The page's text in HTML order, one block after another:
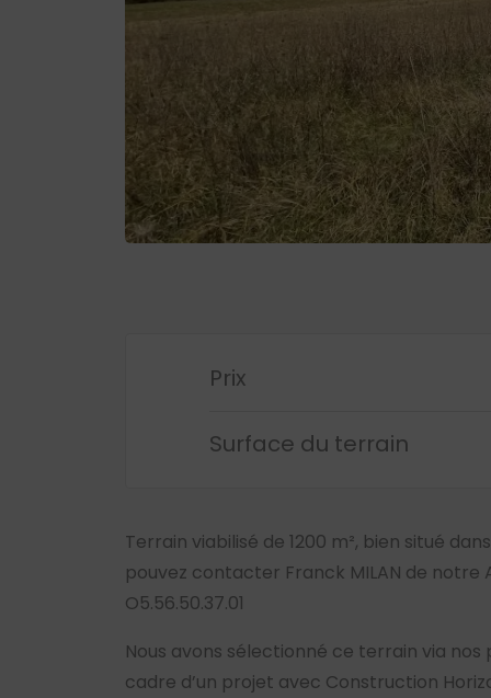
Prix
Surface du terrain
Terrain viabilisé de 1200 m², bien situé
pouvez contacter Franck MILAN de notre
O5.56.50.37.01
Nous avons sélectionné ce terrain via
cadre d’un projet avec Construction